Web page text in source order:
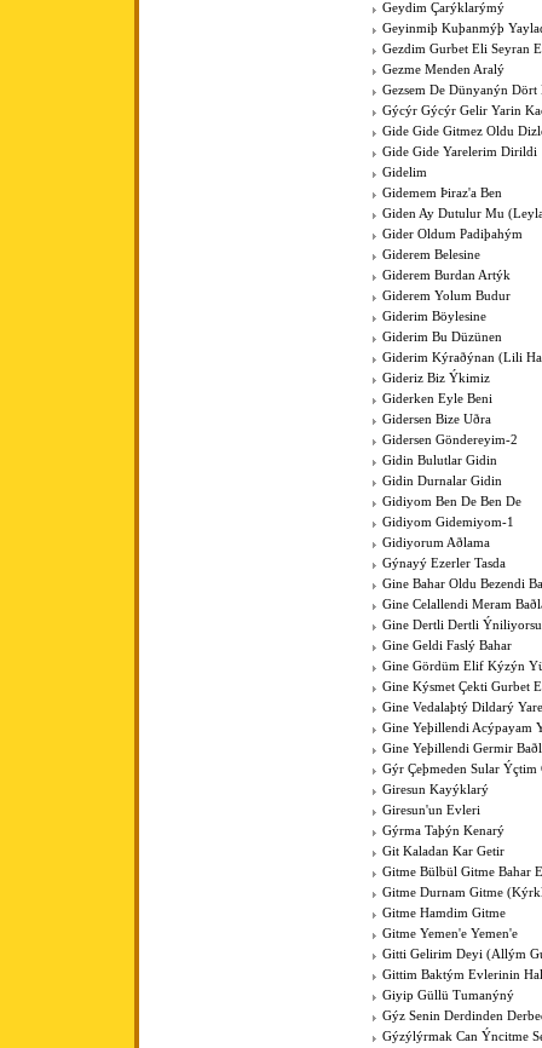
Geydim Çarýklarýmý
Geyinmiþ Kuþanmýþ
Gezdim Gurbet Eli Seyran
Gezme Menden Aralý
Gezsem De Dünyanýn Dört
Gýcýr Gýcýr Gelir Yarin
Gide Gide Gitmez Oldu
Gide Gide Yarelerim Dirildi
Gidelim
Gidemem Þiraz'a Ben
Giden Ay Dutulur Mu
Gider Oldum Padiþahým
Giderem Belesine
Giderem Burdan Artýk
Giderem Yolum Budur
Giderim Böylesine
Giderim Bu Düzünen
Giderim Kýraðýnan (Lili
Gideriz Biz Ýkimiz
Giderken Eyle Beni
Gidersen Bize Uðra
Gidersen Göndereyim-2
Gidin Bulutlar Gidin
Gidin Durnalar Gidin
Gidiyom Ben De Ben De
Gidiyom Gidemiyom-1
Gidiyorum Aðlama
Gýnayý Ezerler Tasda
Gine Bahar Oldu Bezendi
Gine Celallendi Meram
Gine Dertli Dertli
Gine Geldi Faslý Bahar
Gine Gördüm Elif Kýzýn
Gine Kýsmet Çekti Gurbet
Gine Vedalaþtý Dildarý
Gine Yeþillendi Acýpayam
Gine Yeþillendi Germir
Gýr Çeþmeden Sular Ýçtim
Giresun Kayýklarý
Giresun'un Evleri
Gýrma Taþýn Kenarý
Git Kaladan Kar Getir
Gitme Bülbül Gitme Bahar
Gitme Durnam Gitme
Gitme Hamdim Gitme
Gitme Yemen'e Yemen'e
Gitti Gelirim Deyi (Allým
Gittim Baktým Evlerinin
Giyip Güllü Tumanýný
Gýz Senin Derdinden
Gýzýlýrmak Can Ýncitme